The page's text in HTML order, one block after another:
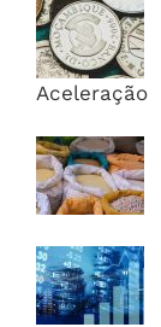
Aceleração